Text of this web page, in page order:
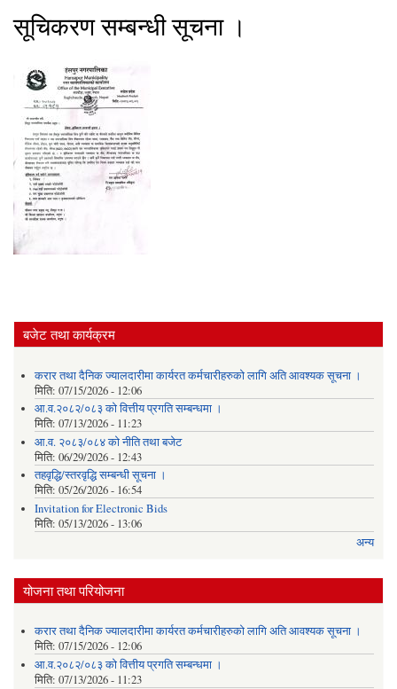
सूचिकरण सम्बन्धी सूचना ।
बजेट तथा कार्यक्रम
करार तथा दैनिक ज्यालदारीमा कार्यरत कर्मचारीहरुको लागि अति आवश्यक सूचना ।
मिति: 07/15/2026 - 12:06
आ.व.२०८२/०८३ को वित्तीय प्रगति सम्बन्धमा ।
मिति: 07/13/2026 - 11:23
आ.व. २०८३/०८४ को नीति तथा बजेट
मिति: 06/29/2026 - 12:43
तहवृद्धि/स्तरवृद्धि सम्बन्धी सूचना ।
मिति: 05/26/2026 - 16:54
Invitation for Electronic Bids
मिति: 05/13/2026 - 13:06
अन्य
योजना तथा परियोजना
करार तथा दैनिक ज्यालदारीमा कार्यरत कर्मचारीहरुको लागि अति आवश्यक सूचना ।
मिति: 07/15/2026 - 12:06
आ.व.२०८२/०८३ को वित्तीय प्रगति सम्बन्धमा ।
मिति: 07/13/2026 - 11:23